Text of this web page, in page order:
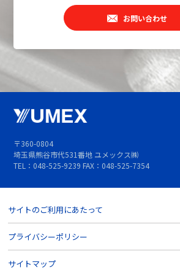
お問い合わせ
〒360-0804
埼玉県熊谷市代531番地 ユメックス㈱
TEL：048-525-9239 FAX：048-525-7354
サイトのご利用にあたって
プライバシーポリシー
サイトマップ